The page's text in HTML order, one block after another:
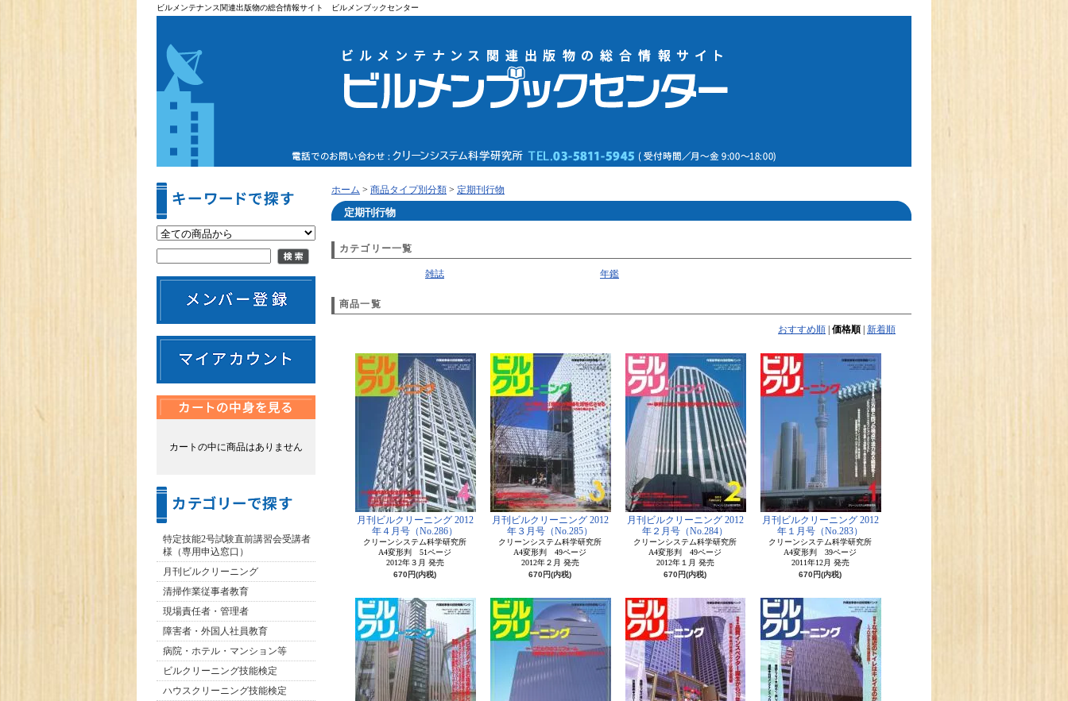
ビルメンテナンス関連出版物の総合情報サイト ビルメンブックセンター
カートの中に商品はありません
特定技能2号試験直前講習会受講者
様（専用申込窓口）
月刊ビルクリーニング
清掃作業従事者教育
現場責任者・管理者
障害者・外国人社員教育
病院・ホテル・マンション等
ビルクリーニング技能検定
ハウスクリーニング技能検定
ホーム > 商品タイプ別分類 > 定期刊行物
定期刊行物
カテゴリー一覧
雑誌 年鑑
商品一覧
おすすめ順 価格順 新着順
月刊ビルクリーニング 2012
年４月号（No.286）
クリーンシステム科学研究所
A4変形判 51ページ
2012年３月 発売
670円(内税)
月刊ビルクリーニング 2012
年３月号（No.285）
クリーンシステム科学研究所
A4変形判 49ページ
2012年２月 発売
670円(内税)
月刊ビルクリーニング 2012
年２月号（No.284）
クリーンシステム科学研究所
A4変形判 49ページ
2012年１月 発売
670円(内税)
月刊ビルクリーニング 2012
年１月号（No.283）
クリーンシステム科学研究所
A4変形判 39ページ
2011年12月 発売
670円(内税)